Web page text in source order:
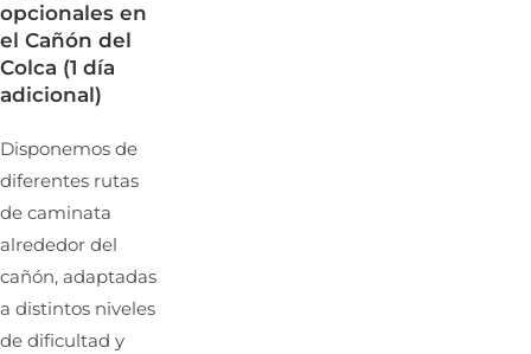
opcionales en
el Cañón del
Colca (1 día
adicional)
Disponemos de
diferentes rutas
de caminata
alrededor del
cañón, adaptadas
a distintos niveles
de dificultad y